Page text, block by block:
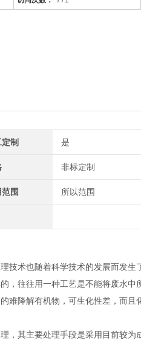
制 是
非标定制
围 所以范围
技术也随着科学技术的发展而发生
，往往用一种工艺是不能将废水中
难降解有机物，可生化性差，而且
，其主要处理手段是采用目前较为